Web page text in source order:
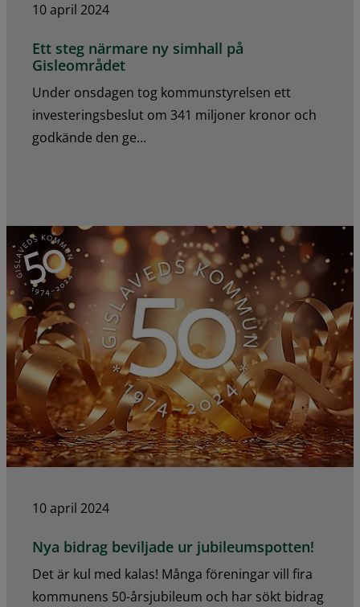
10 april 2024
Ett steg närmare ny simhall på
Gisleområdet
Under onsdagen tog kommunstyrelsen ett
investeringsbeslut om 341 miljoner kronor och
godkände den ge...
10 april 2024
Nya bidrag beviljade ur jubileumspotten!
Det är kul med kalas! Många föreningar vill fira
kommunens 50-årsjubileum och har sökt bidrag